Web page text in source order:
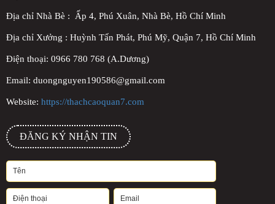
Địa chỉ Nhà Bè : Ấp 4, Phú Xuân, Nhà Bè, Hồ Chí Minh
Địa chỉ Xưởng : Huỳnh Tấn Phát, Phú Mỹ, Quận 7, Hồ Chí Minh
Điện thoại: 0966 780 768 (A.Dương)
Email: duongnguyen190586@gmail.com
Website: https://thachcaoquan7.com
ĐĂNG KÝ NHẬN TIN